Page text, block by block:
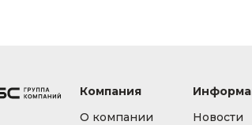
Компания
О компании
Новости